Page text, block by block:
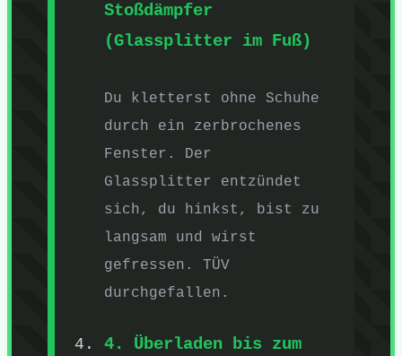
Stoßdämpfer
(Glassplitter im Fuß)
Du kletterst ohne Schuhe
durch ein zerbrochenes
Fenster. Der
Glassplitter entzündet
sich, du hinkst, bist zu
langsam und wirst
gefressen. TÜV
durchgefallen.
4. Überladen bis zum